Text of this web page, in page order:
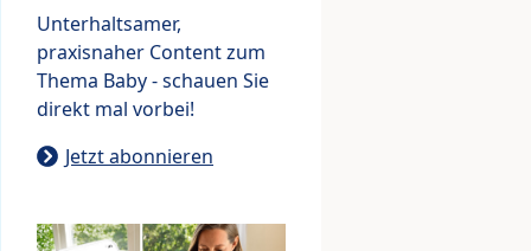
Unterhaltsamer,
praxisnaher Content zum
Thema Baby - schauen Sie
direkt mal vorbei!
Jetzt abonnieren